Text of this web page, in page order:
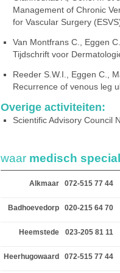
Management of Chronic
for Vascular Surgery
Van Montfrans C., Eggen
Tijdschrift voor
Reeder S.W.I., Eggen C.,
Recurrence of venous leg
Overige activiteiten:
Scientific Advisory Council
waar medisch
Alkmaar 072-515 77 44
Badhoevedorp 020-215 64 70
Heemstede 023-205 81 11
Heerhugowaard 072-515 77 44